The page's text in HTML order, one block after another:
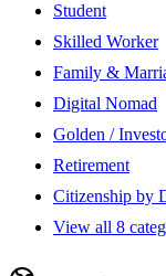
Student
Skilled Worker
Family &
Digital Nomad
Golden /
Retirement
Citizenship by
View all 8